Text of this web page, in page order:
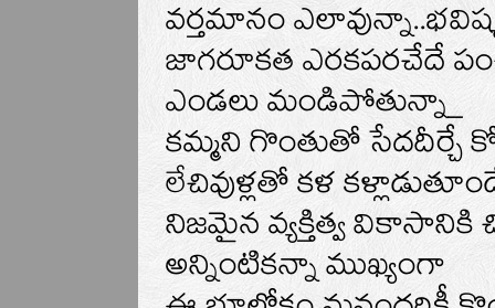
వర్తమానం
జాగరూకత ఎరకపరచేదే
ఎండలు మండిపోతున్నా_
కమ్మని గొంతుతో సేదదీర్చే
లేచివుళ్లతో కళ
నిజమైన వ్యక్తిత్వ
అన్నింటికన్నా ముఖ్యంగా